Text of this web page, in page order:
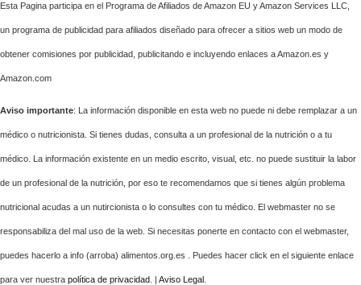
Esta Pagina participa en el Programa de Afiliados de Amazon EU y Amazon Services LLC,
un programa de publicidad para afiliados diseñado para ofrecer a sitios web un modo de
obtener comisiones por publicidad, publicitando e incluyendo enlaces a Amazon.es y
Amazon.com
Aviso importante: La información disponible en esta web no puede ni debe remplazar a un
médico o nutricionista. Si tienes dudas, consulta a un profesional de la nutrición o a tu
médico. La información existente en un medio escrito, visual, etc. no puede sustituir la labor
de un profesional de la nutrición, por eso te recomendamos que si tienes algún problema
nutricional acudas a un nutircionista o lo consultes con tu médico. El webmaster no se
responsabiliza del mal uso de la web. Si necesitas ponerte en contacto con el webmaster,
puedes hacerlo a info (arroba) alimentos.org.es . Puedes hacer click en el siguiente enlace
para ver nuestra política de privacidad . | Aviso Legal